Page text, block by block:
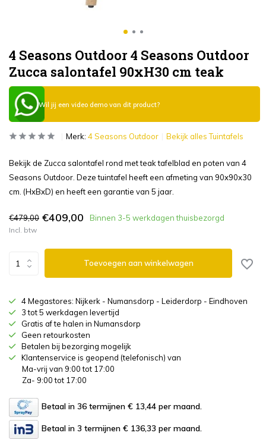
4 Seasons Outdoor 4 Seasons Outdoor
Zucca salontafel 90xH30 cm teak
Wil jij een video demo van dit product?
Merk: 4 Seasons Outdoor Bekijk alles Tuintafels
Bekijk de Zucca salontafel rond met teak tafelblad en poten van 4
Seasons Outdoor. Deze tuintafel heeft een afmeting van 90x90x30
cm. (HxBxD) en heeft een garantie van 5 jaar.
€479,00 €409,00 Binnen 3-5 werkdagen thuisbezorgd
Incl. btw
Toevoegen aan winkelwagen
4 Megastores: Nijkerk - Numansdorp - Leiderdorp - Eindhoven
3 tot 5 werkdagen levertijd
Gratis af te halen in Numansdorp
Geen retourkosten
Betalen bij bezorging mogelijk
Klantenservice is geopend (telefonisch) van
Ma-vrij van 9:00 tot 17:00
Za- 9:00 tot 17:00
Betaal in 36 termijnen € 13,44 per maand.
Betaal in 3 termijnen € 136,33 per maand.